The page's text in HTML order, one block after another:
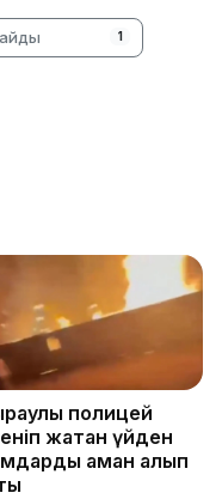
1
полицей
жатқан үйден
аман алып